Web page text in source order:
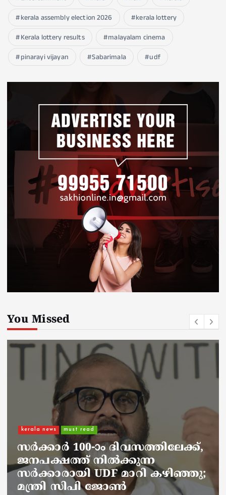
kerala assembly election 2026
kerala lottery
Kerala lottery results
malayalam cinema
pinarayi vijayan
Sabarimala udf
You Missed
must read
നാടെങ്ങും പൊലീസ് തിരയുന്നു,
ചായകുടിക്കാൻ എടപ്പാളിലെത്തി
അർജുൻ ആയങ്കി;
സഞ്ചരിക്കുന്നത് വാഹനങ്ങൾ
മാറ്റി